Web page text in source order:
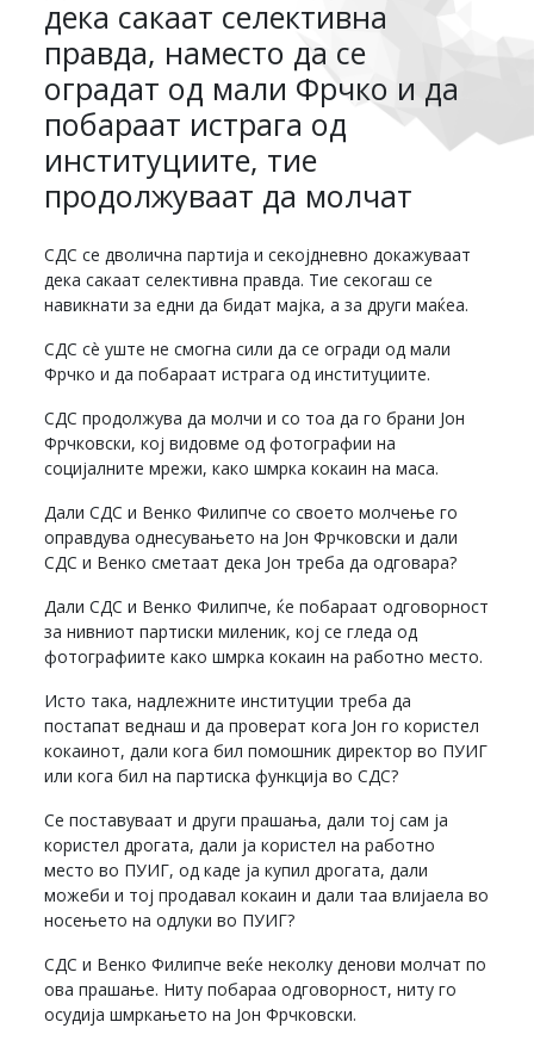
дека сакаат селективна
правда, наместо да се
оградат од мали Фрчко и да
побараат истрага од
институциите, тие
продолжуваат да молчат
СДС се дволична партија и секојдневно докажуваат
дека сакаат селективна правда. Тие секогаш се
навикнати за едни да бидат мајка, а за други маќеа.
СДС сè уште не смогна сили да се огради од мали
Фрчко и да побараат истрага од институциите.
СДС продолжува да молчи и со тоа да го брани Јон
Фрчковски, кој видовме од фотографии на
социјалните мрежи, како шмрка кокаин на маса.
Дали СДС и Венко Филипче со своето молчење го
оправдува однесувањето на Јон Фрчковски и дали
СДС и Венко сметаат дека Јон треба да одговара?
Дали СДС и Венко Филипче, ќе побараат одговорност
за нивниот партиски миленик, кој се гледа од
фотографиите како шмрка кокаин на работно место.
Исто така, надлежните институции треба да
постапат веднаш и да проверат кога Јон го користел
кокаинот, дали кога бил помошник директор во ПУИГ
или кога бил на партиска функција во СДС?
Се поставуваат и други прашања, дали тој сам ја
користел дрогата, дали ја користел на работно
место во ПУИГ, од каде ја купил дрогата, дали
можеби и тој продавал кокаин и дали таа влијаела во
носењето на одлуки во ПУИГ?
СДС и Венко Филипче веќе неколку денови молчат по
ова прашање. Ниту побараа одговорност, ниту го
осудија шмркањето на Јон Фрчковски.